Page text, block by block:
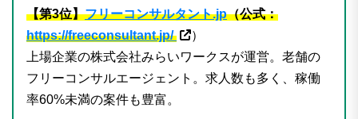
【第3位】フリーコンサルタント.jp（公式：
https://freeconsultant.jp/
）
上場企業の株式会社みらいワークスが運営。老舗の
フリーコンサルエージェント。求人数も多く、稼働
率60%未満の案件も豊富。